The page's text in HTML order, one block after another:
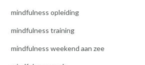
mindfulness opleiding
mindfulness training
mindfulness weekend aan zee